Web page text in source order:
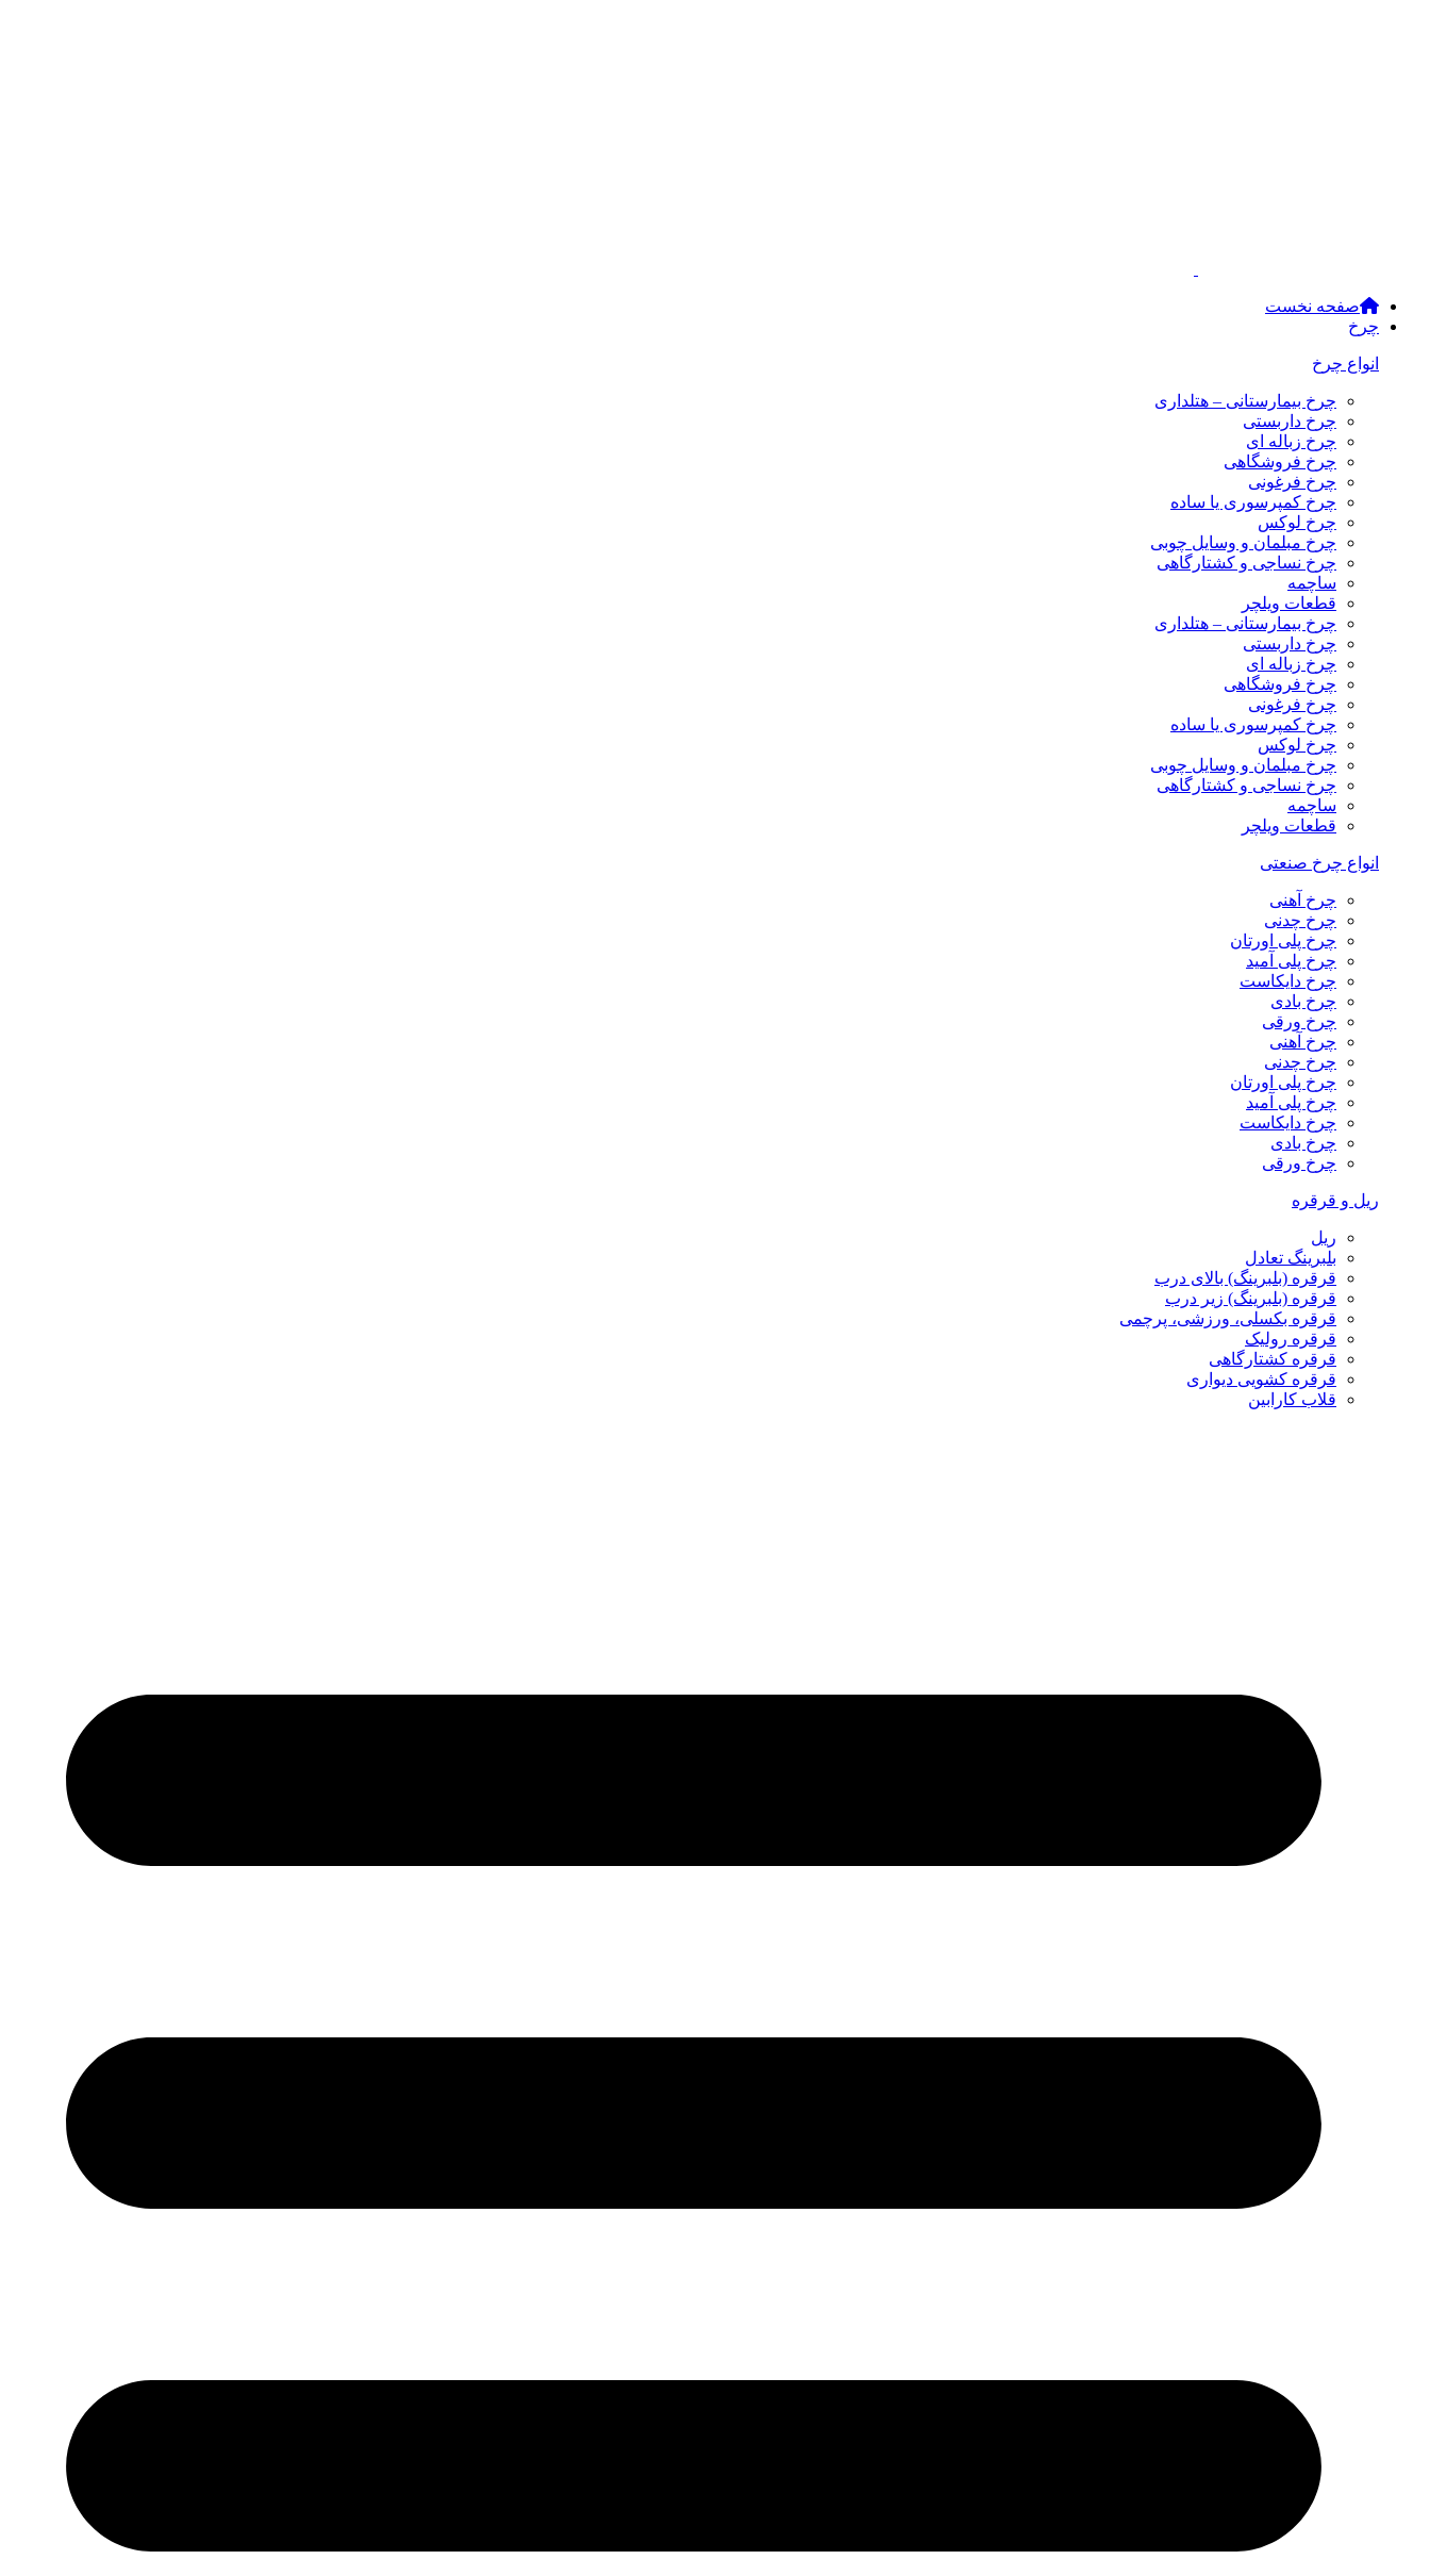
صفحه نخست
چرخ
انواع چرخ
چرخ بیمارستانی – هتلداری
چرخ داربستی
چرخ زباله ای
چرخ فروشگاهی
چرخ فرغونی
چرخ کمپرسوری یا ساده
چرخ لوکس
چرخ مبلمان و وسایل چوبی
چرخ نساجی و کشتارگاهی
ساچمه
قطعات ویلچر
چرخ بیمارستانی – هتلداری
چرخ داربستی
چرخ زباله ای
چرخ فروشگاهی
چرخ فرغونی
چرخ کمپرسوری یا ساده
چرخ لوکس
چرخ مبلمان و وسایل چوبی
چرخ نساجی و کشتارگاهی
ساچمه
قطعات ویلچر
انواع چرخ صنعتی
چرخ آهنی
چرخ چدنی
چرخ پلی اورتان
چرخ پلی آمید
چرخ دایکاست
چرخ بادی
چرخ ورقی
چرخ آهنی
چرخ چدنی
چرخ پلی اورتان
چرخ پلی آمید
چرخ دایکاست
چرخ بادی
چرخ ورقی
ریل و قرقره
ریل
بلبرینگ تعادل
قرقره (بلبرینگ) بالای درب
قرقره (بلبرینگ) زیر درب
قرقره بکسلی، ورزشی، پرچمی
قرقره رولیک
قرقره کشتارگاهی
قرقره کشویی دیواری
قلاب کارابین